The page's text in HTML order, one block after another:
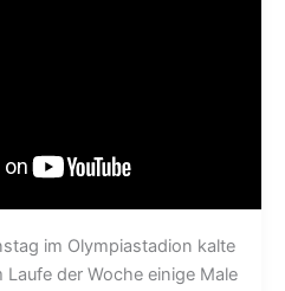
im Olympiastadion kalte
der Woche einige Male